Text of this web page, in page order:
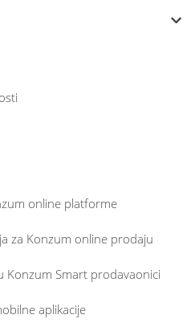
online platforme
za Konzum online prodaju
Konzum Smart prodavaonici
aplikacije